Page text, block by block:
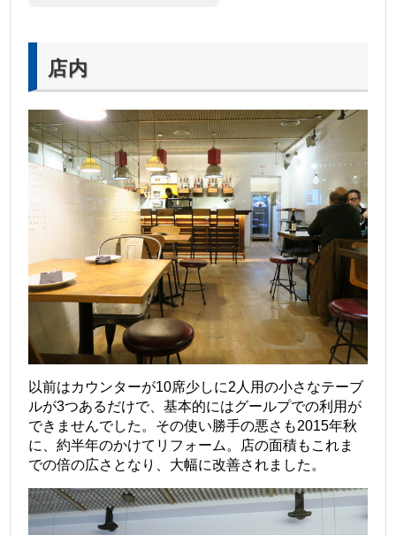
店内
以前はカウンターが10席少しに2人用の小さなテーブ
ルが3つあるだけで、基本的にはグールプでの利用が
できませんでした。その使い勝手の悪さも2015年秋
に、約半年のかけてリフォーム。店の面積もこれま
での倍の広さとなり、大幅に改善されました。